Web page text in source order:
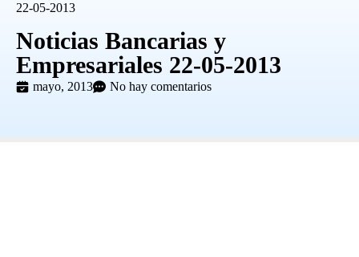
22-05-2013
Noticias Bancarias y
Empresariales 22-05-2013
mayo, 2013 No hay comentarios